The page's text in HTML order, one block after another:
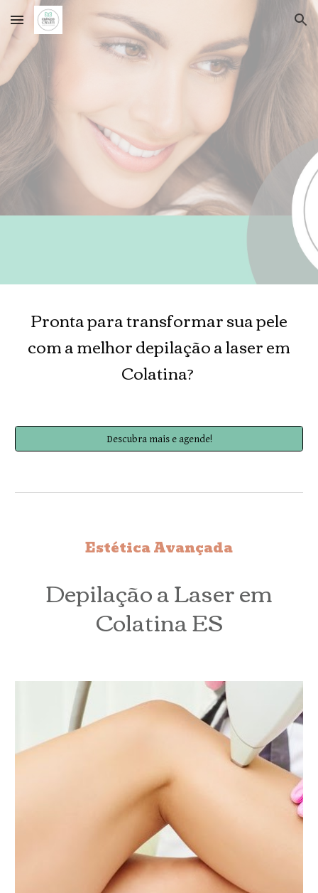
Skip to main content Skip to navigation
Pronta para transformar sua pele
com a melhor depilação a laser em
Colatina?
Descubra mais e agende!
Estética Avançada
Depilação a Laser em
Colatina ES